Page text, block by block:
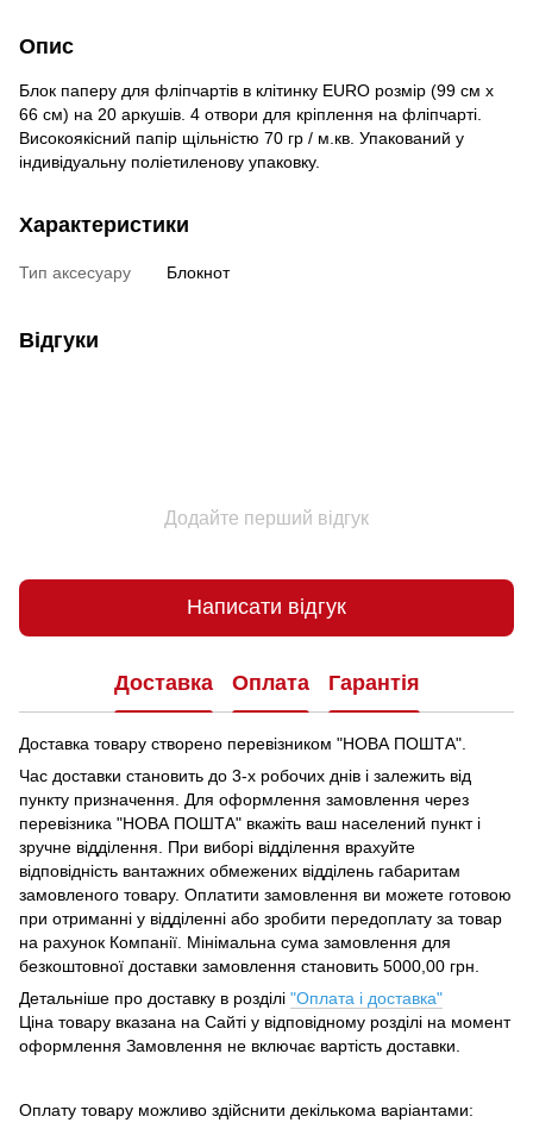
Опис
Блок паперу для фліпчартів в клітинку EURO розмір (99 см х
66 см) на 20 аркушів. 4 отвори для кріплення на фліпчарті.
Високоякісний папір щільністю 70 гр / м.кв. Упакований у
індивідуальну поліетиленову упаковку.
Характеристики
Тип аксесуару Блокнот
Відгуки
Додайте перший відгук
Написати відгук
Доставка Оплата Гарантія
Доставка товару створено перевізником "НОВА ПОШТА".
Час доставки становить до 3-х робочих днів і залежить від
пункту призначення. Для оформлення замовлення через
перевізника "НОВА ПОШТА" вкажіть ваш населений пункт і
зручне відділення.
При виборі відділення врахуйте
відповідність вантажних обмежених відділень габаритам
замовленого товару. Оплатити замовлення ви можете готовою
при отриманні у відділенні або зробити передоплату за товар
на рахунок Компанії. Мінімальна сума замовлення для
безкоштовної доставки замовлення становить 5000,00 грн.
Детальніше про доставку в розділі "Оплата і доставка"
Ціна товару вказана на Сайті у відповідному розділі на момент
оформлення Замовлення не включає вартість доставки.
Оплату товару можливо здійснити декількома варіантами: